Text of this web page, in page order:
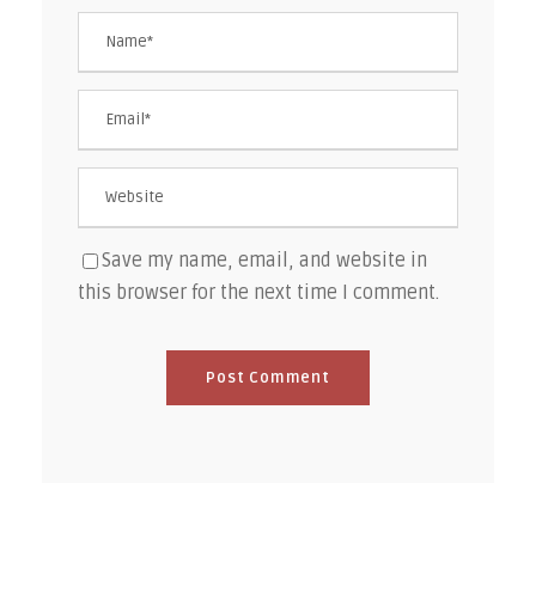
Save my name, email, and website in
this browser for the next time I comment.